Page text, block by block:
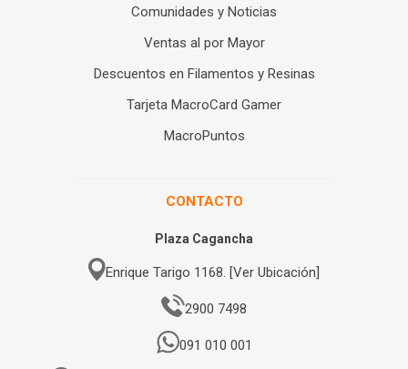
Comunidades y Noticias
Ventas al por Mayor
Descuentos en Filamentos y Resinas
Tarjeta MacroCard Gamer
MacroPuntos
CONTACTO
Plaza Cagancha
Enrique Tarigo 1168. [Ver Ubicación]
2900 7498
091 010 001